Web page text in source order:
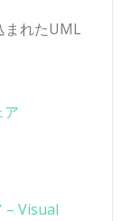
まれたUML
ア
– Visual